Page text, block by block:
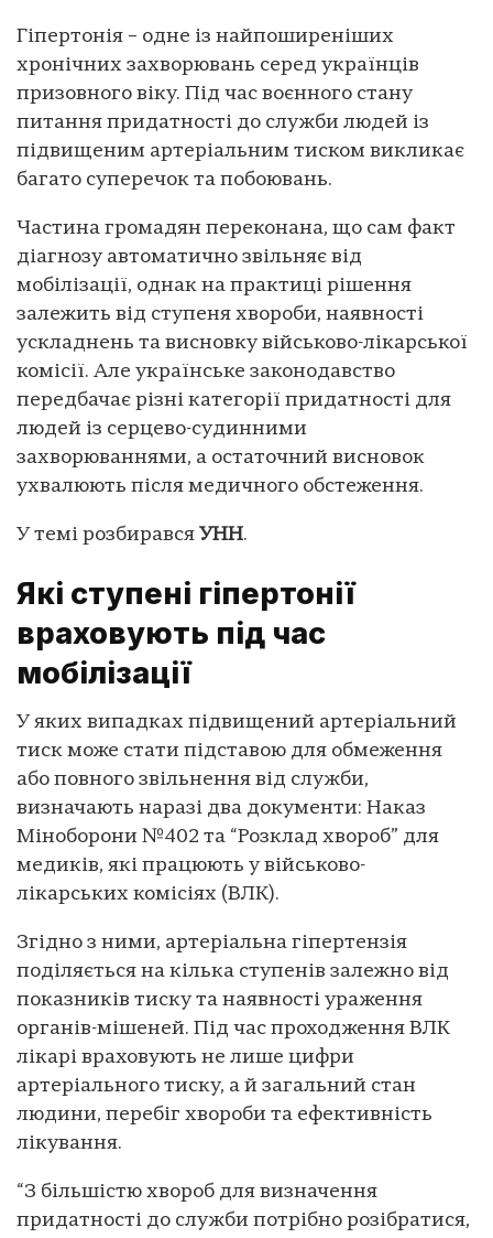
Гіпертонія – одне із найпоширеніших
хронічних захворювань серед українців
призовного віку. Під час воєнного стану
питання придатності до служби людей із
підвищеним артеріальним тиском викликає
багато суперечок та побоювань.
Частина громадян переконана, що сам факт
діагнозу автоматично звільняє від
мобілізації, однак на практиці рішення
залежить від ступеня хвороби, наявності
ускладнень та висновку військово-лікарської
комісії. Але українське законодавство
передбачає різні категорії придатності для
людей із серцево-судинними
захворюваннями, а остаточний висновок
ухвалюють після медичного обстеження.
У темі розбирався УНН.
Які ступені гіпертонії
враховують під час
мобілізації
У яких випадках підвищений артеріальний
тиск може стати підставою для обмеження
або повного звільнення від служби,
визначають наразі два документи: Наказ
Міноборони №402 та “Розклад хвороб” для
медиків, які працюють у військово-
лікарських комісіях (ВЛК).
Згідно з ними, артеріальна гіпертензія
поділяється на кілька ступенів залежно від
показників тиску та наявності ураження
органів-мішеней. Під час проходження ВЛК
лікарі враховують не лише цифри
артеріального тиску, а й загальний стан
людини, перебіг хвороби та ефективність
лікування.
“З більшістю хвороб для визначення
придатності до служби потрібно розібратися,